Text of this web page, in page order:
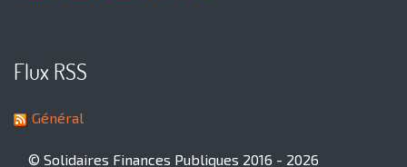
Flux RSS
Général
© Solidaires Finances Publiques 2016 - 2026